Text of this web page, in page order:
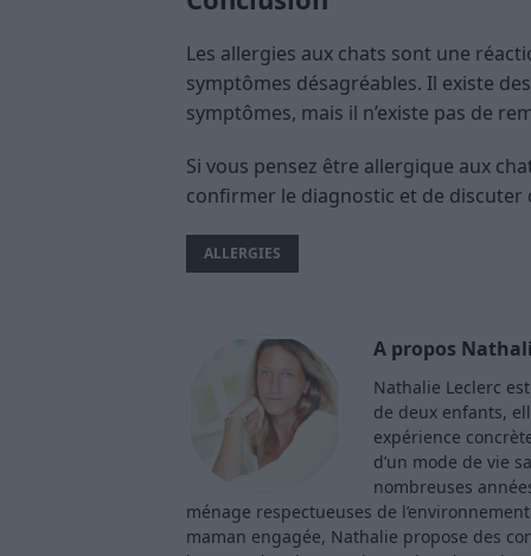
Les allergies aux chats sont une
symptômes désagréables. Il existe
symptômes, mais il n’existe pas de
Si vous pensez être allergique aux
confirmer le diagnostic et de
ALLERGIES
A propos
Nathalie Leclerc
de deux enfants,
expérience
d’un mode de vie
nombreuses
ménage respectueuses de
maman engagée, Nathalie propose des